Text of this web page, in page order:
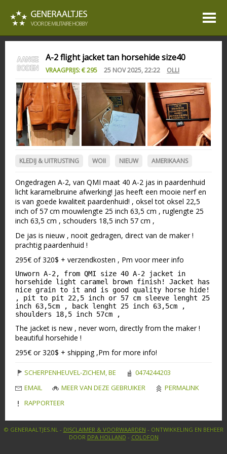
A-2 flight jacket tan horsehide size40
VRAAGPRIJS: € 295 25 NOV 2025, 22:22 OLLI
KLEDIJ & UITRUSTING WOII NIEUW AMERIKAANS
Ongedragen A-2, van QMI maat 40 A-2 jas in paardenhuid
licht karamelbruine afwerking! Jas heeft een mooie nerf en
is van goede kwaliteit paardenhuid! , oksel tot oksel 22,5
inch of 57 cm mouwlengte 25 inch 63,5 cm , ruglengte 25
inch 63,5 cm , schouders 18,5 inch 57 cm ,
De jas is nieuw , nooit gedragen, direct van de maker !
prachtig paardenhuid !
295€ of 320$ + verzendkosten , Pm voor meer info
Unworn A-2, from QMI size 40 A-2 jacket in
horsehide light caramel brown finish! Jacket has
nice grain to it and is good quality horse hide!
, pit to pit 22,5 inch or 57 cm sleeve lenght 25
inch 63,5cm , back lenght 25 inch 63,5cm ,
shoulders 18,5 inch 57cm ,
The jacket is new , never worn, directly from the maker !
beautiful horsehide !
295€ or 320$ + shipping ,Pm for more info!
SCHERPENHEUVEL-ZICHEM, BE
0474244203
EMAIL
MEER VAN DEZE GEBRUIKER
PERMALINK
RAPPORTEER
© GENERAALTJES.NL - DISCLAIMER & VOORWAARDEN - ONTWIKKELING EN BEHEER
DOOR DPA HOLLAND - COLOFON